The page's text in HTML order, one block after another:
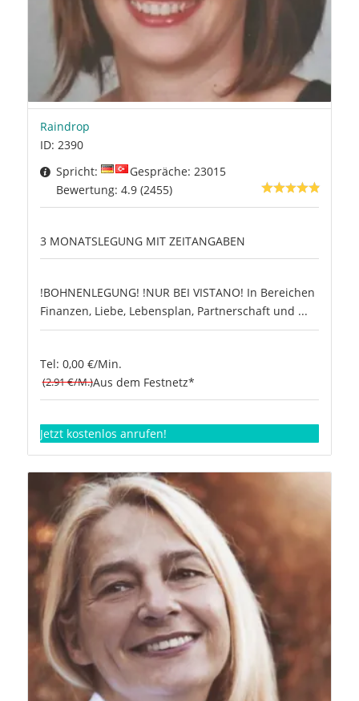
Raindrop
ID: 2390
Spricht:
Gespräche: 23015
Bewertung: 4.9 (2455)
3 MONATSLEGUNG MIT ZEITANGABEN
!BOHNENLEGUNG! !NUR BEI VISTANO! In Bereichen
Finanzen, Liebe, Lebensplan, Partnerschaft und ...
Tel: 0,00 €/Min.
(2.91 €/M.)Aus dem Festnetz*
Jetzt kostenlos anrufen!